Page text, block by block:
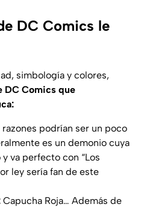
DC Comics le
simbología y colores,
DC Comics que
razones podrían ser un poco
es un demonio cuya
va perfecto con “Los
ley sería fan de este
Capucha Roja… Además de